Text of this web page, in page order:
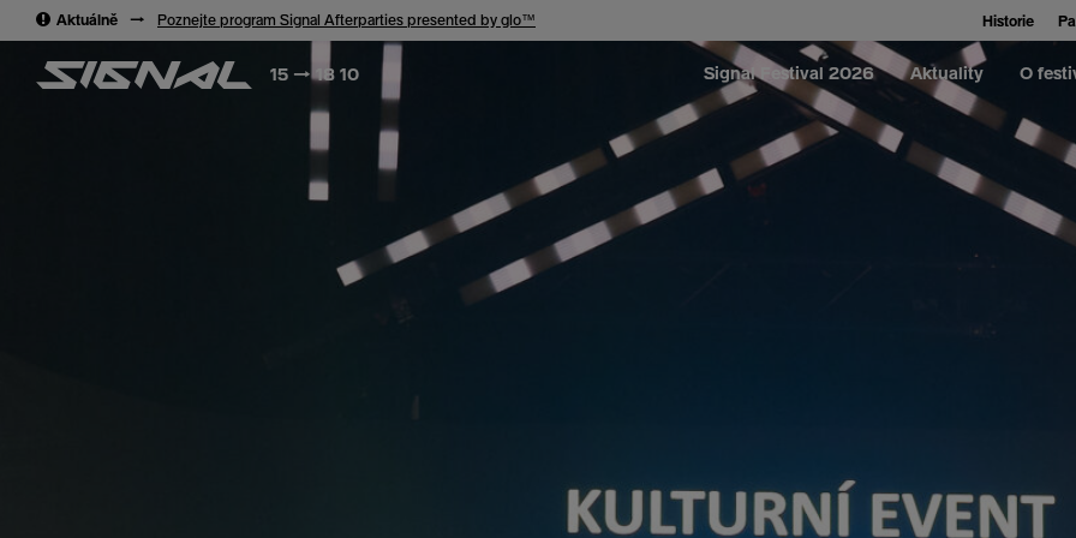
Aktuálně → Poznejte program Signal Afterparties presented by glo™
Historie
15 → 18 10 Signal Festival 2026 Aktuality O